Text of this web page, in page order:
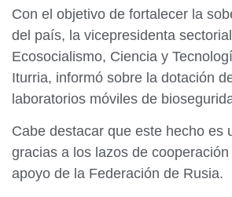
Con el objetivo de fortalecer la
del país, la vicepresidenta
Ecosocialismo, Ciencia y
Iturria, informó sobre la dotación
laboratorios móviles de
Cabe destacar que este hecho es
gracias a los lazos de cooperación
apoyo de la Federación de Rusia.